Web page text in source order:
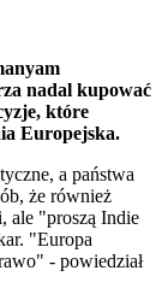
nadal kupować
które
Europejska.
a państwa
że również
ale "proszą Indie
"Europa
- powiedział